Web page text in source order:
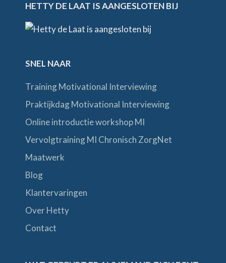
HETTY DE LAAT IS AANGESLOTEN BIJ
SNEL NAAR
Training Motivational Interviewing
Praktijkdag Motivational Interviewing
Online introductie workshop MI
Vervolgtraining MI Chronisch ZorgNet
Maatwerk
Blog
Klantervaringen
Over Hetty
Contact